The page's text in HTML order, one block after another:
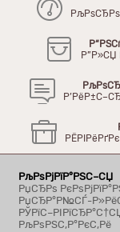
Р”Р»СЏ
РљРѕРјРїР°РЅС–СЏ
РџСЂРѕ
РџСЂР°Р№СЃ-
РљРѕРЅС‚Р°РєС‚Рё